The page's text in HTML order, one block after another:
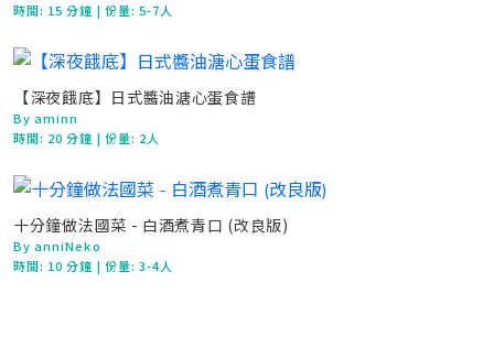
時間: 15 分鐘 | 份量: 5-7人
【深夜餓底】日式醬油溏心蛋食譜
By aminn
時間: 20 分鐘 | 份量: 2人
十分鐘做法國菜 - 白酒煮青口 (改良版)
By anniNeko
時間: 10 分鐘 | 份量: 3-4人